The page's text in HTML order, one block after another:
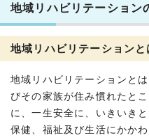
地域リハビリテーション
地域リハビリテーションと
地域リハビリテーションと
びその家族が住み慣れたと
に、一生安全に、いきいき
保健、福祉及び生活にかか